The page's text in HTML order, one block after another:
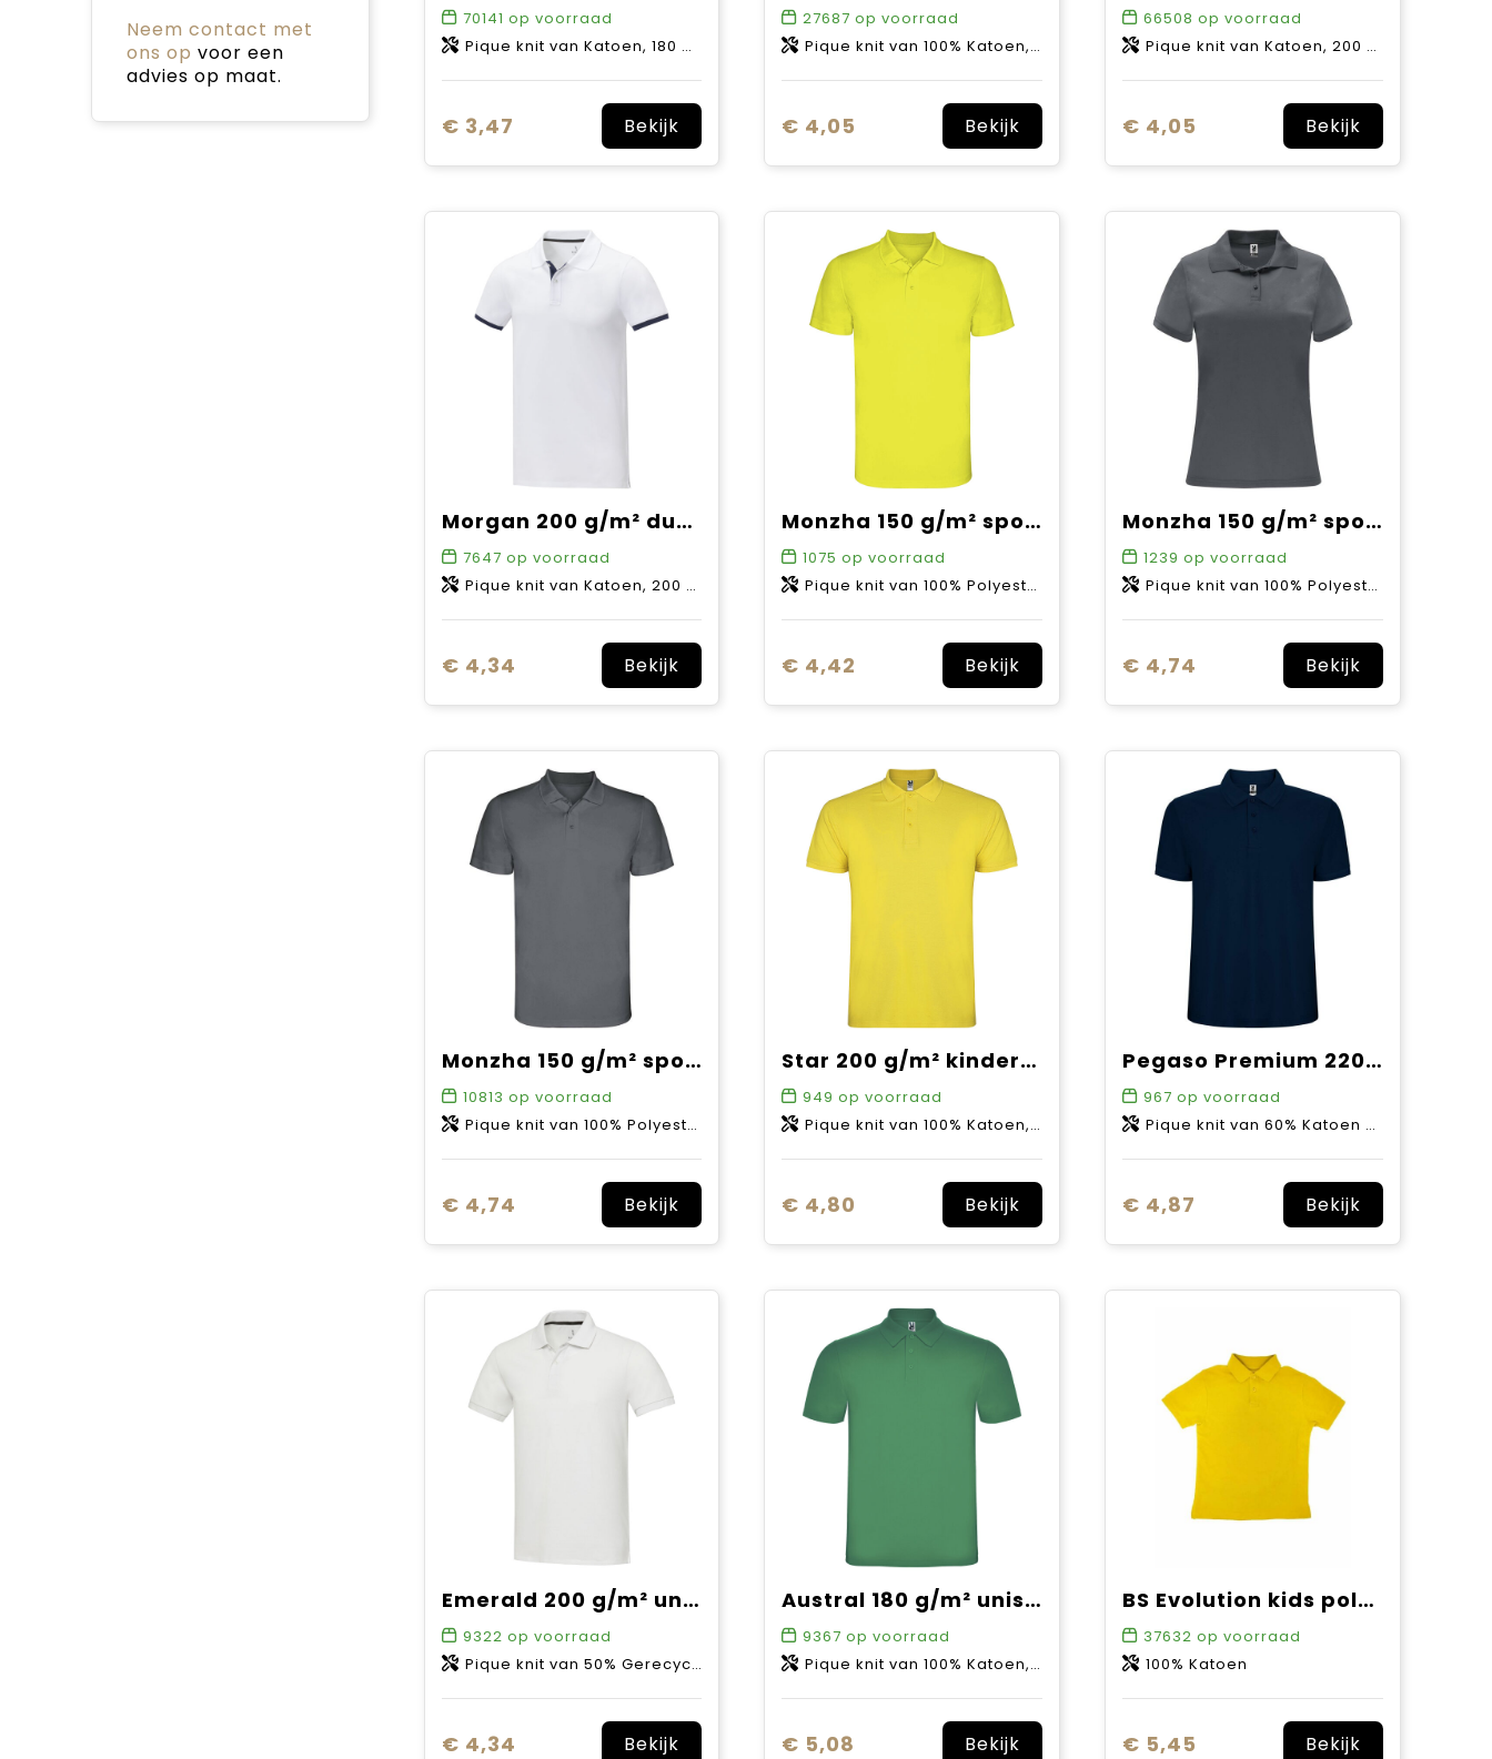
Neem contact met
ons op voor een
advies op maat.
70141 op voorraad
Pique knit van Katoen, 180 g/m2
€ 3,47 Bekijk
27687 op voorraad
Pique knit van 100% Katoen, 200 g/m2
€ 4,05 Bekijk
66508 op voorraad
Pique knit van Katoen, 200 g/m2
€ 4,05 Bekijk
Morgan 200 g/m² duotone herenpolo met korte mouwen
7647 op voorraad
Pique knit van Katoen, 200 g/m2
€ 4,34 Bekijk
Monzha 150 g/m² sportpolo met korte mouwen voor kinderen
1075 op voorraad
Pique knit van 100% Polyester, 150 g/m2
€ 4,42 Bekijk
Monzha 150 g/m² sportpolo met korte mouwen voor dames
1239 op voorraad
Pique knit van 100% Polyester, 150 g/m2
€ 4,74 Bekijk
Monzha 150 g/m² sportpolo met korte mouwen voor heren
10813 op voorraad
Pique knit van 100% Polyester, 150 g/m2
€ 4,74 Bekijk
Star 200 g/m² kinderpolo met korte mouwen
949 op voorraad
Pique knit van 100% Katoen, 200 g/m2
€ 4,80 Bekijk
Pegaso Premium 220 g/m² kinderpolo met korte mouwen
967 op voorraad
Pique knit van 60% Katoen en 40% Polyester, 190 g/m2
€ 4,87 Bekijk
Emerald 200 g/m² unisex Aware™ gerecyclede polo met korte mouwen
9322 op voorraad
Pique knit van 50% Gerecycled katoen en 50% Gerecycled polyester, 200 g/m2
€ 4,34 Bekijk
Austral 180 g/m² unisex polo met korte mouwen
9367 op voorraad
Pique knit van 100% Katoen, 180 g/m2
€ 5,08 Bekijk
BS Evolution kids polo, 180 gr/m²
37632 op voorraad
100% Katoen
€ 5,45 Bekijk